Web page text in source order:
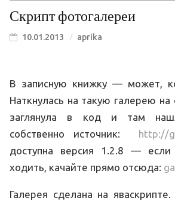
Скрипт фотогалереи
10.01.2013 aprika
В записную книжку — может,
Наткнулась на такую галерею на
заглянула в код и там
собственно источник: http://
доступна версия 1.2.8 — если
ходить, качайте прямо отсюда:
Галерея сделана на